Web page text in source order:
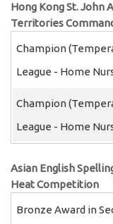
Hong Kong St. John
Territories
Champion
League - Home
Champion
League - Home
Asian English
Heat Competition
Bronze Award in